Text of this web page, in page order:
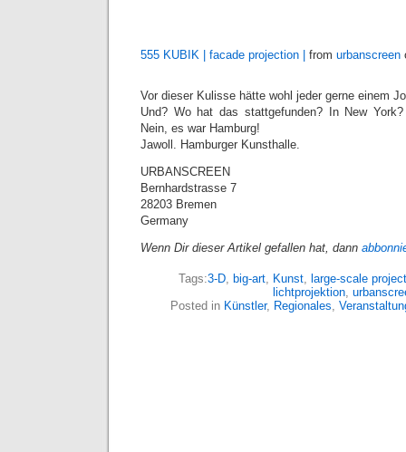
555 KUBIK | facade projection | from urbanscreen
Vor dieser Kulisse hätte wohl jeder gerne einem
Und? Wo hat das stattgefunden? In New
Nein, es war Hamburg!
Jawoll. Hamburger Kunsthalle.
URBANSCREEN
Bernhardstrasse 7
28203 Bremen
Germany
Wenn Dir dieser Artikel gefallen hat, dann
Tags:3-D, big-art, Kunst, large-scale
lichtprojektion,
Posted in Künstler, Regionales,